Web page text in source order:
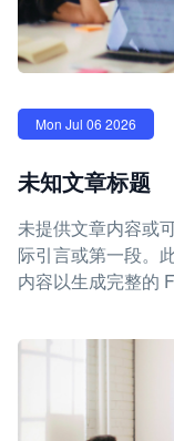
Mon Jul 06 2026
未知文章标题
未提供文章内容或
际引言或第一段。
内容以生成完整的